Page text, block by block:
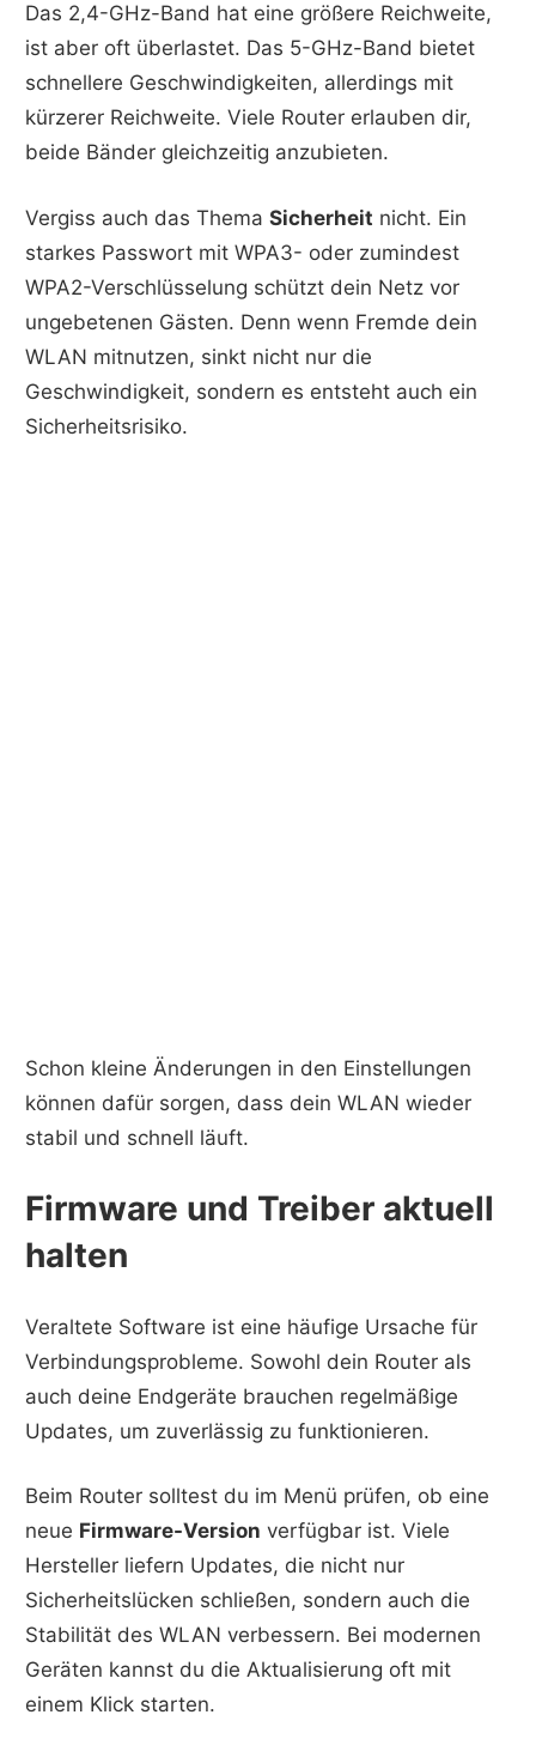
Das 2,4-GHz-Band hat eine größere Reichweite,
ist aber oft überlastet. Das 5-GHz-Band bietet
schnellere Geschwindigkeiten, allerdings mit
kürzerer Reichweite. Viele Router erlauben dir,
beide Bänder gleichzeitig anzubieten.
Vergiss auch das ThemaSicherheit nicht. Ein
starkes Passwort mit WPA3- oder zumindest
WPA2-Verschlüsselung schützt dein Netz vor
ungebetenen Gästen. Denn wenn Fremde dein
WLAN mitnutzen, sinkt nicht nur die
Geschwindigkeit, sondern es entsteht auch ein
Sicherheitsrisiko.
Schon kleine Änderungen in den Einstellungen
können dafür sorgen, dass dein WLAN wieder
stabil und schnell läuft.
Firmware und Treiber aktuell
halten
Veraltete Software ist eine häufige Ursache für
Verbindungsprobleme. Sowohl dein Router als
auch deine Endgeräte brauchen regelmäßige
Updates, um zuverlässig zu funktionieren.
Beim Router solltest du im Menü prüfen, ob eine
neue Firmware-Version verfügbar ist. Viele
Hersteller liefern Updates, die nicht nur
Sicherheitslücken schließen, sondern auch die
Stabilität des WLAN verbessern. Bei modernen
Geräten kannst du die Aktualisierung oft mit
einem Klick starten.